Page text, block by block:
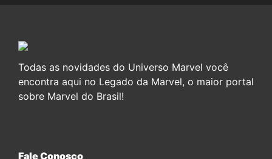
Todas as novidades do Universo Marvel você
encontra aqui no Legado da Marvel, o maior portal
sobre Marvel do Brasil!
Fale Conosco